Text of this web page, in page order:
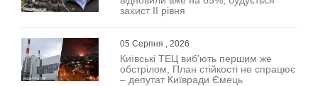
захист ІІ рівня
05 Серпня , 2026
Київські ТЕЦ виб’ють першим же
обстрілом, План стійкості не спрацює
– депутат Київради Ємець